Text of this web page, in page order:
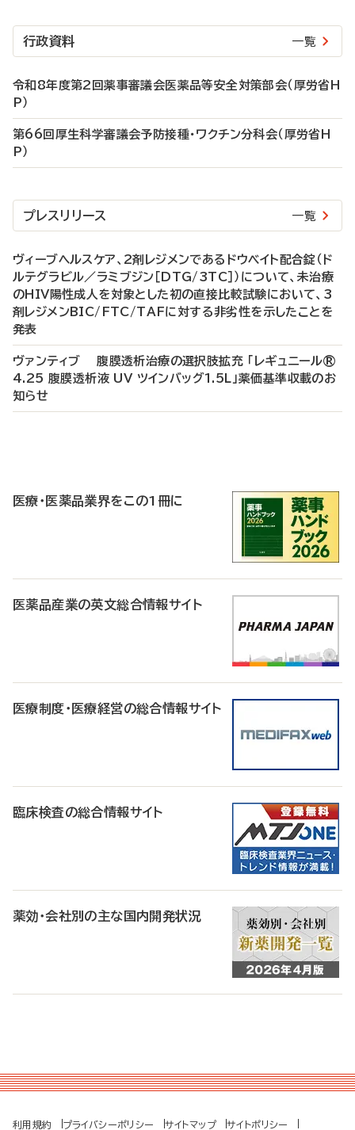
行政資料 一覧
令和8年度第2回薬事審議会医薬品等安全対策部会（厚労省H
P）
第66回厚生科学審議会予防接種・ワクチン分科会（厚労省H
P）
プレスリリース 一覧
ヴィーブヘルスケア、2剤レジメンであるドウベイト配合錠（ド
ルテグラビル／ラミブジン［DTG/3TC］）について、未治療
のHIV陽性成人を対象とした初の直接比較試験において、3
剤レジメンBIC/FTC/TAFに対する非劣性を示したことを
発表
ヴァンティブ 腹膜透析治療の選択肢拡充 「レギュニール®
4.25 腹膜透析液 UV ツインバッグ1.5L」薬価基準収載のお
知らせ
医療・医薬品業界をこの1冊に
医薬品産業の英文総合情報サイト
医療制度・医療経営の総合情報サイト
臨床検査の総合情報サイト
薬効・会社別の主な国内開発状況
利用規約 プライバシーポリシー サイトマップ サイトポリシー